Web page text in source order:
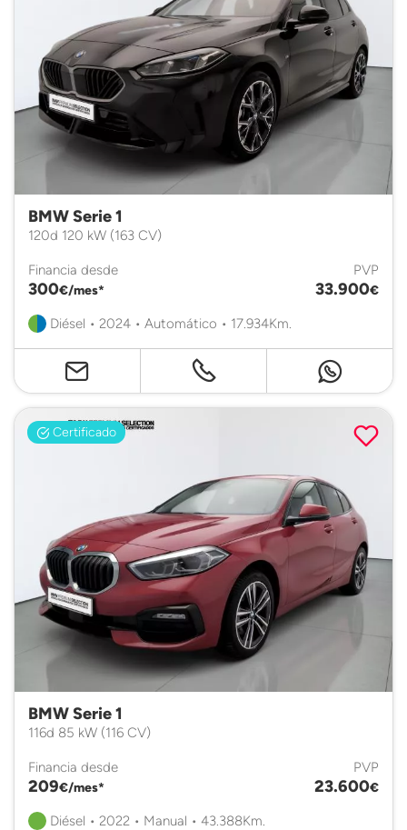
BMW Serie 1
120d 120 kW (163 CV)
Financia desde
300€/mes*
PVP
33.900€
Diésel • 2024 • Automático • 17.934Km.
Certificado
BMW Serie 1
116d 85 kW (116 CV)
Financia desde
209€/mes*
PVP
23.600€
Diésel • 2022 • Manual • 43.388Km.